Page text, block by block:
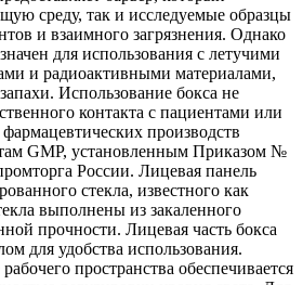
среду, так и исследуемые образцы
и взаимного загрязнения. Однако
для использования с летучими
и радиоактивными материалами,
Использование бокса не
контакта с пациентами или
производств
GMP, установленным Приказом №
России. Лицевая панель
стекла, известного как
выполнены из закаленного
прочности. Лицевая часть бокса
для удобства использования.
пространства обеспечивается